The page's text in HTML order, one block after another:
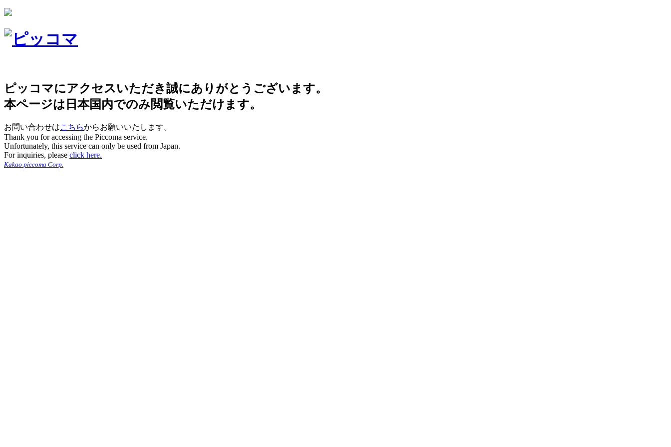
ピッコマにアクセスいただき誠にありがとうございます。
本ページは日本国内でのみ閲覧いただけます。
お問い合わせはこちらからお願いいたします。
Thank you for accessing the Piccoma service.
Unfortunately, this service can only be used from Japan.
For inquiries, please click here.
Kakao piccoma Corp.